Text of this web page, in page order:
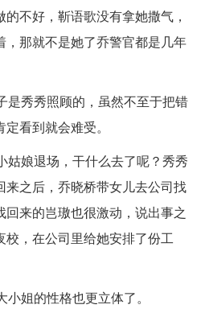
不好，靳语歌没有拿她撒气，
，那就不是她了乔警官都是几年
是秀秀照顾的，虽然不至于把错
看到就会难受。
姑娘退场，干什么去了呢？秀秀
来之后，乔晓桥带女儿去公司找
来的岂璈也很激动，说出事之
校，在公司里给她安排了份工
姐的性格也更立体了。